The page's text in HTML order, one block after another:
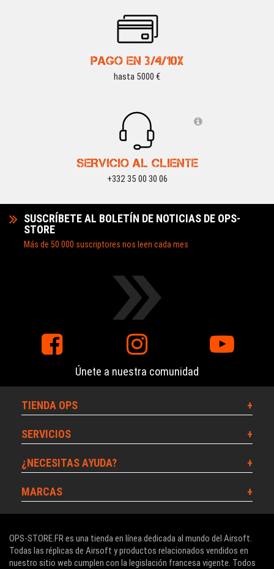
PAGO EN 3/4/10X
hasta 5000 €
SERVICIO AL CLIENTE
+332 35 00 30 06
SUSCRÍBETE AL BOLETÍN DE NOTICIAS DE OPS-
STORE
Más de 50.000 suscriptores nos leen cada mes
Únete a nuestra comunidad
TIENDA OPS
SERVICIOS
¿NECESITAS AYUDA?
MARCAS
OPS-STORE.FR es una tienda en línea dedicada al mundo del Airsoft.
Todas las réplicas de Airsoft y productos relacionados vendidos en
nuestro sitio web cumplen con la legislación francesa vigente. Todos